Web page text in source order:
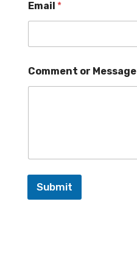
Email *
Comment or Message
Submit